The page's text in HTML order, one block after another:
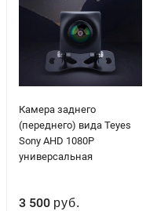
Камера заднего
(переднего) вида Teyes
Sony AHD 1080P
универсальная
3 500 руб.